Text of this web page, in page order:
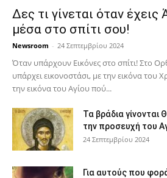
Δες τι γίνεται όταν έχεις
μέσα στο σπίτι σου!
Newsroom - 24 Σεπτεμβρίου 2024
Όταν υπάρχουν Εικόνες στο σπίτι! Στο
υπάρχει εικονοστάσι, με την εικόνα του
την εικόνα του Αγίου πού...
Τα βράδια
την προσευχή του
24 Σεπτεμβρίου 2024
Για αυτούς που